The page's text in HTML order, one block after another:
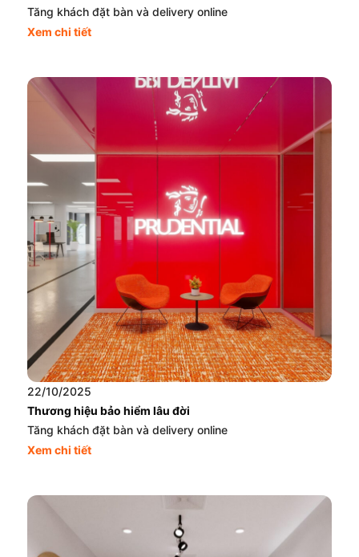
Tăng khách đặt bàn và delivery online
Xem chi tiết
22/10/2025
Thương hiệu bảo hiểm lâu đời
Tăng khách đặt bàn và delivery online
Xem chi tiết